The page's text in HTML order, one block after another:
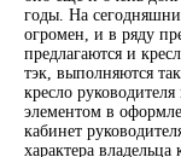
годы. На
огромен, и в ряду
предлагаются и
тэк, выполняются
кресло
элементом в
кабинет
характера